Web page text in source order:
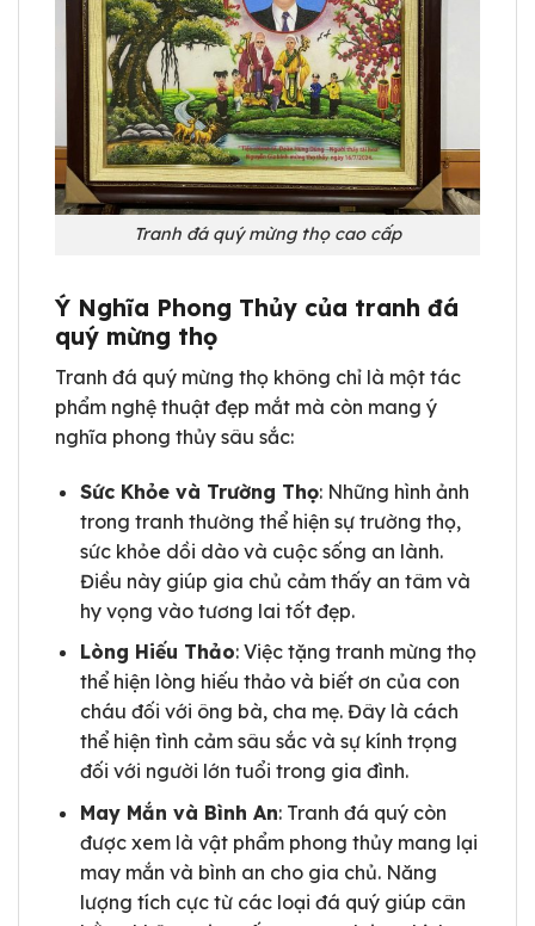
Tranh đá quý mừng thọ cao cấp
Ý Nghĩa Phong Thủy của tranh đá
quý mừng thọ
Tranh đá quý mừng thọ không chỉ là một tác
phẩm nghệ thuật đẹp mắt mà còn mang ý
nghĩa phong thủy sâu sắc:
Sức Khỏe và Trường Thọ: Những hình ảnh
trong tranh thường thể hiện sự trường thọ,
sức khỏe dồi dào và cuộc sống an lành.
Điều này giúp gia chủ cảm thấy an tâm và
hy vọng vào tương lai tốt đẹp.
Lòng Hiếu Thảo: Việc tặng tranh mừng thọ
thể hiện lòng hiếu thảo và biết ơn của con
cháu đối với ông bà, cha mẹ. Đây là cách
thể hiện tình cảm sâu sắc và sự kính trọng
đối với người lớn tuổi trong gia đình.
May Mắn và Bình An: Tranh đá quý còn
được xem là vật phẩm phong thủy mang lại
may mắn và bình an cho gia chủ. Năng
lượng tích cực từ các loại đá quý giúp cân